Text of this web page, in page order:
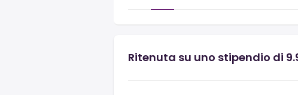
Ritenuta su uno stipendio di